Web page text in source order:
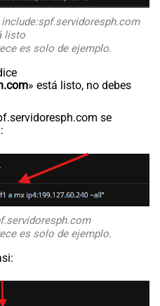
listo
es solo de ejemplo.
» está listo, no debes
se
es solo de ejemplo.